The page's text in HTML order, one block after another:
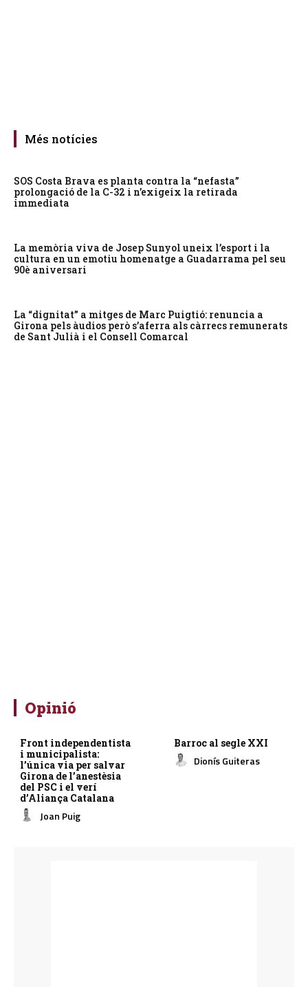
Més notícies
SOS Costa Brava es planta contra la “nefasta”
prolongació de la C-32 i n’exigeix la retirada
immediata
La memòria viva de Josep Sunyol uneix l’esport i la
cultura en un emotiu homenatge a Guadarrama pel seu
90è aniversari
La “dignitat” a mitges de Marc Puigtió: renuncia a
Girona pels àudios però s’aferra als càrrecs remunerats
de Sant Julià i el Consell Comarcal
Opinió
Front independentista
i municipalista:
l’única via per salvar
Girona de l’anestèsia
del PSC i el verí
d’Aliança Catalana
Joan Puig
Barroc al segle XXI
Dionís Guiteras